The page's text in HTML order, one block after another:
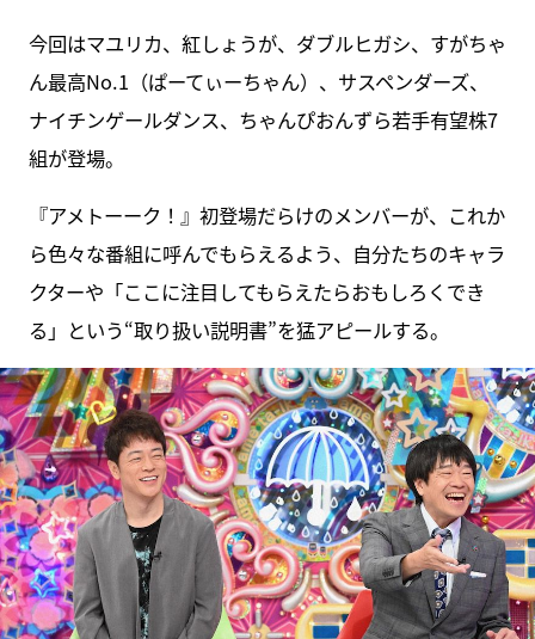
今回はマユリカ、紅しょうが、ダブルヒガシ、すがちゃ
ん最高No.1（ぱーてぃーちゃん）、サスペンダーズ、
ナイチンゲールダンス、ちゃんぴおんずら若手有望株7
組が登場。
『アメトーーク！』初登場だらけのメンバーが、これか
ら色々な番組に呼んでもらえるよう、自分たちのキャラ
クターや「ここに注目してもらえたらおもしろくでき
る」という“取り扱い説明書”を猛アピールする。